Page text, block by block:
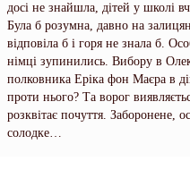
досі не знайшла, дітей у школі
Була б розумна, давно на
відповіла б і горя не знала б.
німці зупинились. Вибору в
полковника Еріка фон Маєра в
проти нього? Та ворог
розквітає почуття. Заборонене,
солодке…